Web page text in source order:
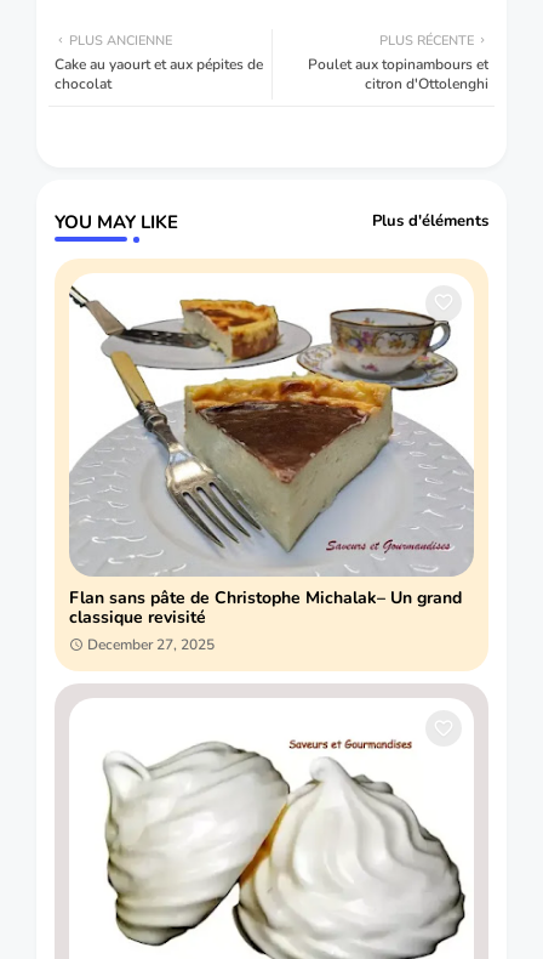
PLUS RÉCENTE
Poulet aux topinambours et
citron d'Ottolenghi
PLUS ANCIENNE
Cake au yaourt et aux pépites de
chocolat
YOU MAY LIKE Plus d'éléments
Flan sans pâte de Christophe Michalak– Un grand
classique revisité
December 27, 2025